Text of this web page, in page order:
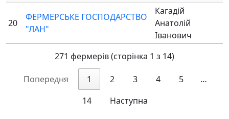
20
ФЕРМЕРСЬКЕ ГОСПОДАРСТВО
"ЛАН"
Кагадій
Анатолій
Іванович
271 фермерів (сторінка 1 з 14)
Попередня 1 2 3 4 5
…
14
Наступна